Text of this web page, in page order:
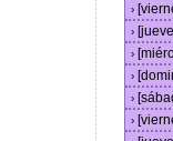
›
›
›
›
›
›